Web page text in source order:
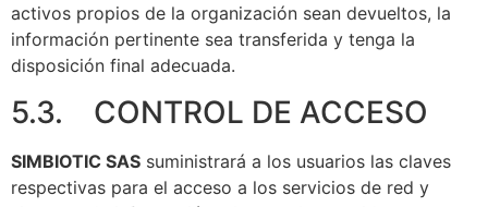
activos propios de la organización sean devueltos, la
información pertinente sea transferida y tenga la
disposición final adecuada.
5.3. CONTROL DE ACCESO
SIMBIOTIC SAS suministrará a los usuarios las claves
respectivas para el acceso a los servicios de red y